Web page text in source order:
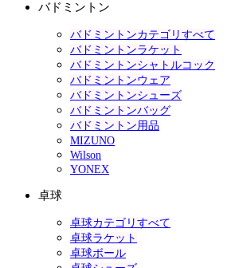
バドミントン
バドミントンカテゴリすべて
バドミントンラケット
バドミントンシャトルコック
バドミントンウェア
バドミントンシューズ
バドミントンバッグ
バドミントン用品
MIZUNO
Wilson
YONEX
卓球
卓球カテゴリすべて
卓球ラケット
卓球ボール